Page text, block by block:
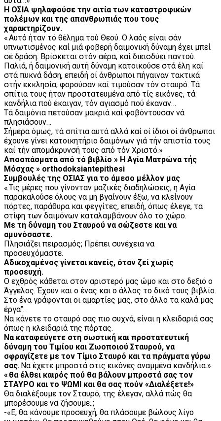
Η ΟΣΙΑ ψηλαφούσε την αιτία των καταστροφικών
πολέμων και της απανθρωπιάς που τους
χαρακτηρίζουν.
« Αυτό ήταν τό θέλημα τού Θεού. Ο λαός είναι σάν
υπνωτισμένος καί μιά φοβερή δαιμονική δύναμη έχει μπεί
σέ δράση. Βρίσκεται στόν αέρα, καί διεισδύει παντού.
Παλιά, ή δαιμονική αυτή δύναμη κατοικούσε στά έλη καί
στά πυκνά δάση, επειδή οί άνθρωποι πήγαιναν τακτικά
στήν εκκλησία, φορούσαν καί τιμούσαν τόν σταυρό. Τά
σπίτια τους ήταν προστατευμένα από τίς εικόνες, τά
κανδήλια πού έκαιγαν, τόν αγιασμό πού έκαναν…
Τά δαιμόνια πετούσαν μακριά καί φοβόντουσαν νά
πλησιάσουν…
Σήμερα όμως, τά σπίτια αυτά αλλά καί οί ίδιοι οί άνθρωποι
έχουνε γίνει κατοικητήριο δαιμόνων γιά τήν απιστία τους
καί τήν απομάκρυνσή τους από τόν Χριστό.»
Αποσπάσματα από τό βιβλίο » Η Αγία Ματρώνα τής
Μόσχας » orthodoksiantepithesi
Συμβουλές της ΟΣΙΑΣ για το άμεσο μέλλον μας
« Τις μέρες που γίνονταν μαζικές διαδηλώσεις, η Αγία
παρακαλούσε όλους να μη βγαίνουν έξω, να κλείνουν
πόρτες, παράθυρα και φεγγίτες, επειδή, όπως έλεγε, τα
στίφη των δαιμόνων καταλαμβάνουν όλο το χώρο.
Με τη δύναμη του Σταυρού να σώζεστε και να
αμυνόσαστε.
Πλησιάζει πειρασμός; Πρέπει συνέχεια να
προσευχόμαστε.
Αδικοχαμένος γίνεται κανείς, όταν ζεί χωρίς
προσευχή.
Ο εχθρός κάθεται στον αριστερό μας ώμο και στο δεξιό ο
Άγγελος. Έχουν και ο ένας και ο άλλος το δικό τους βιβλίο.
Στο ένα γράφονται οι αμαρτίες μας, στο άλλο τα καλά μας
έργα’’.
Να κάνετε το σταυρό σας πιο συχνά, είναι η κλειδαριά σας
όπως η κλειδαριά της πόρτας.
Να καταφεύγετε στη σωστική και προστατευτική
δύναμη του Τιμίου και Ζωοποιού Σταυρού, να
σφραγίζετε με τον Τίμιο Σταυρό και τα πράγματα γύρω
σας.Να έχετε μπροστά στις εικόνες αναμμένα κανδήλια.»
« θα έλθει καιρός πού θα βάλουν μπροστά σας τον
ΣΤΑΥΡΟ και το ΨΩΜΙ και θα σας πούν «Διαλέξετε!»
Θα διαλέξουμε τον Σταυρό, της έλεγαν, αλλά πώς θα
μπορέσουμε να ζήσουμε..;
-«Ε, θα κάνουμε προσευχή, θα πλάσουμε βώλους λίγο